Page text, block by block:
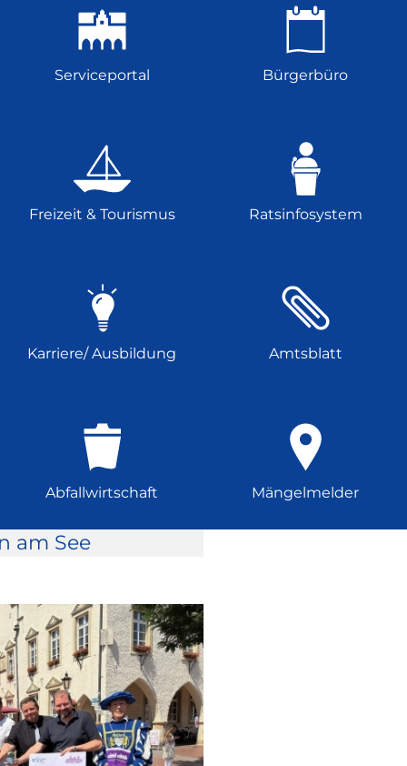
Serviceportal Bürgerbüro
Freizeit & Tourismus Ratsinfosystem
Karriere/ Ausbildung Amtsblatt
Abfallwirtschaft Mängelmelder
am See